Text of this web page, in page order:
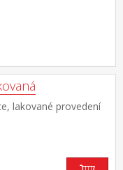
lakované provedení